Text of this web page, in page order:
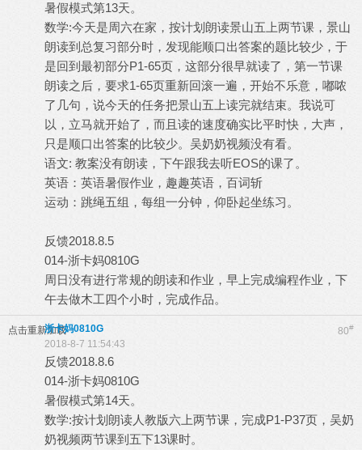
暑假模式第13天。
数学:今天是周六在家，按计划朗读景山五上两节课，景山
朗读到总复习部分时，发现能顺口出答案的题比较少，于
是回到最初部分P1-65页，这部分很早就读了，第一节课
朗读之后，要求1-65页重新回滚一遍，开始不乐意，嘟哝
了几句，说今天的任务把景山五上读完就结束。我说可
以，立马就开始了，而且读的速度确实比平时快，大声，
只是顺口出答案的比较少。吴奶奶视频没有看。
语文: 教案没有朗读，下午跟我去听EOS的课了。
英语：英语暑假作业，趣趣英语，百词斩
运动：跳绳五组，每组一分钟，仰卧起坐练习。
反馈2018.8.5
014-浙卡妈0810G
周日没有进行常规的朗读和作业，早上完成编程作业，下
午去做木工四个小时，完成作品。
点击重新加载 80#
浙卡妈0810G
2018-8-7 11:54:43
反馈2018.8.6
014-浙卡妈0810G
暑假模式第14天。
数学:按计划朗读人教版六上两节课，完成P1-P37页，吴奶
奶视频两节课到五下13课时。